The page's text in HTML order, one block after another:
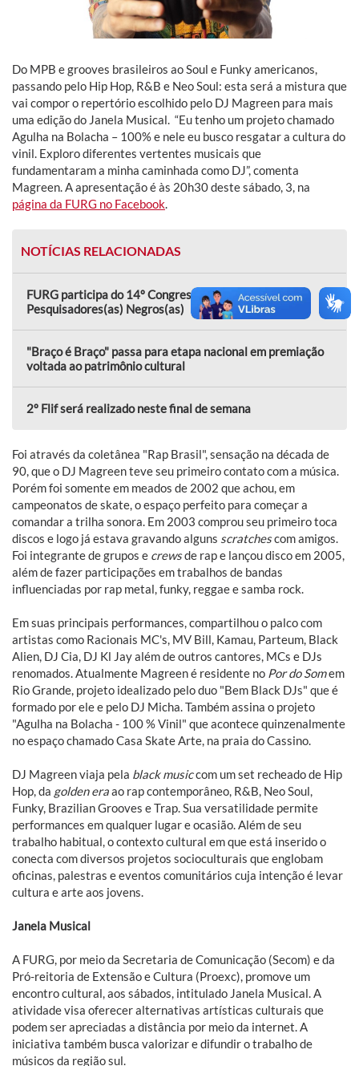
Do MPB e grooves brasileiros ao Soul e Funky americanos,
passando pelo Hip Hop, R&B e Neo Soul: esta será a mistura que
vai compor o repertório escolhido pelo DJ Magreen para mais
uma edição do Janela Musical. “Eu tenho um projeto chamado
Agulha na Bolacha – 100% e nele eu busco resgatar a cultura do
vinil. Exploro diferentes vertentes musicais que
fundamentaram a minha caminhada como DJ”, comenta
Magreen. A apresentação é às 20h30 deste sábado, 3, na
página da FURG no Facebook.
NOTÍCIAS RELACIONADAS
FURG participa do 14º Congresso Nacional de
Pesquisadores(as) Negros(as)
"Braço é Braço" passa para etapa nacional em premiação
voltada ao patrimônio cultural
2º Flif será realizado neste final de semana
Foi através da coletânea "Rap Brasil", sensação na década de
90, que o DJ Magreen teve seu primeiro contato com a música.
Porém foi somente em meados de 2002 que achou, em
campeonatos de skate, o espaço perfeito para começar a
comandar a trilha sonora. Em 2003 comprou seu primeiro toca
discos e logo já estava gravando alguns scratchescom amigos.
Foi integrante de grupos e crewsde rap e lançou disco em 2005,
além de fazer participações em trabalhos de bandas
influenciadas por rap metal, funky, reggae e samba rock.
Em suas principais performances, compartilhou o palco com
artistas como Racionais MC's, MV Bill, Kamau, Parteum, Black
Alien, DJ Cia, DJ Kl Jay além de outros cantores, MCs e DJs
renomados. Atualmente Magreen é residente no Por do Somem
Rio Grande, projeto idealizado pelo duo "Bem Black DJs" que é
formado por ele e pelo DJ Micha. Também assina o projeto
"Agulha na Bolacha - 100 % Vinil" que acontece quinzenalmente
no espaço chamado Casa Skate Arte, na praia do Cassino.
DJ Magreen viaja pela black musiccom um set recheado de Hip
Hop, da golden eraao rap contemporâneo, R&B, Neo Soul,
Funky, Brazilian Grooves e Trap. Sua versatilidade permite
performances em qualquer lugar e ocasião. Além de seu
trabalho habitual, o contexto cultural em que está inserido o
conecta com diversos projetos socioculturais que englobam
oficinas, palestras e eventos comunitários cuja intenção é levar
cultura e arte aos jovens.
Janela Musical
A FURG, por meio da Secretaria de Comunicação (Secom) e da
Pró-reitoria de Extensão e Cultura (Proexc), promove um
encontro cultural, aos sábados, intitulado Janela Musical. A
atividade visa oferecer alternativas artísticas culturais que
podem ser apreciadas a distância por meio da internet. A
iniciativa também busca valorizar e difundir o trabalho de
músicos da região sul.